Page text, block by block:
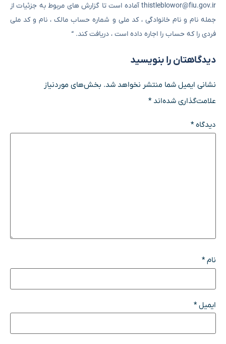
thistleblowor@fiu.gov.ir آماده است تا گزارش های مربوط به جزئیات از
جمله نام و نام خانوادگی ، کد ملی و شماره حساب مالک ، نام و کد ملی
فردی را که حساب را اجاره داده است ، دریافت کند. “
دیدگاهتان را بنویسید
نشانی ایمیل شما منتشر نخواهد شد. بخش‌های موردنیاز
علامت‌گذاری شده‌اند*
دیدگاه*
نام*
ایمیل*